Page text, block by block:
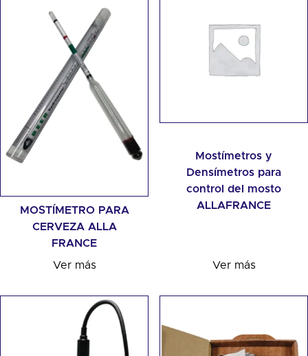
MOSTÍMETRO PARA
CERVEZA ALLA
FRANCE
Ver más
Mostímetros y
Densímetros para
control del mosto
ALLAFRANCE
Ver más